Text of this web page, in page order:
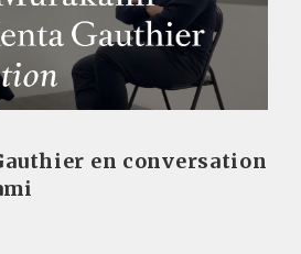
en conversation